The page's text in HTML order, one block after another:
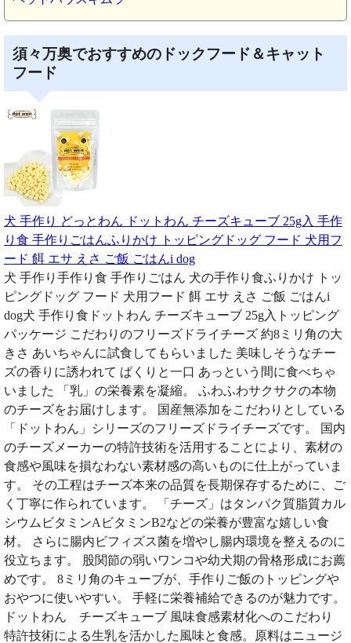
須々万奥でおすすめのドックフード＆キャット
フード
犬 手作り どっとわん ドットわん チーズキューブ 25g入 手作
り食 手作りごはんふりかけ トッピングドッグ フード 犬用フ
ード 餌 エサ えさ ご飯 ごはんi dog
犬 手作り手作り食 手作りごはん 犬の手作り食ふりかけ トッ
ピングドッグ フード 犬用フード 餌 エサ えさ ご飯 ごはんi
dog犬 手作り食ドットわん チーズキューブ 25g入トッピング
パッケージ こだわりのフリーズドライチーズ 約8ミリ角の大
きさ あいちゃんに試食してもらいました 美味しそうなチー
ズの香りに誘われて ぱくりと一口 あっという間に食べちゃ
いました 「乳」の栄養素を凝縮。 ふわふわサクサクの本物
のチーズをお届けします。 国産無添加をこだわりとしている
「ドットわん」シリーズのフリーズドライチーズです。 国内
のチーズメーカーの特許技術を活用することにより、素材の
食感や風味を損なわない素材感の高いものに仕上がっていま
す。 その工程はチーズ本来の品質を長期保存するために、ご
く丁寧に作られています。 「チーズ」はタンパク質脂質カル
シウムビタミンAビタミンB2などの栄養が豊富な嬉しい食
材。 さらに腸内ビフィズス菌を増やし腸内環境を整えるのに
役立ちます。 股関節の弱いワンコや幼犬期の骨格形成にお薦
めです。 8ミリ角のキューブが、手作りご飯のトッピングや
おやつに使いやすい。 手軽に栄養補給できるのが魅力です。
ドットわん チーズキューブ 風味食感素材化へのこだわり
特許技術による生乳を活かした風味と食感。原料はニュージ